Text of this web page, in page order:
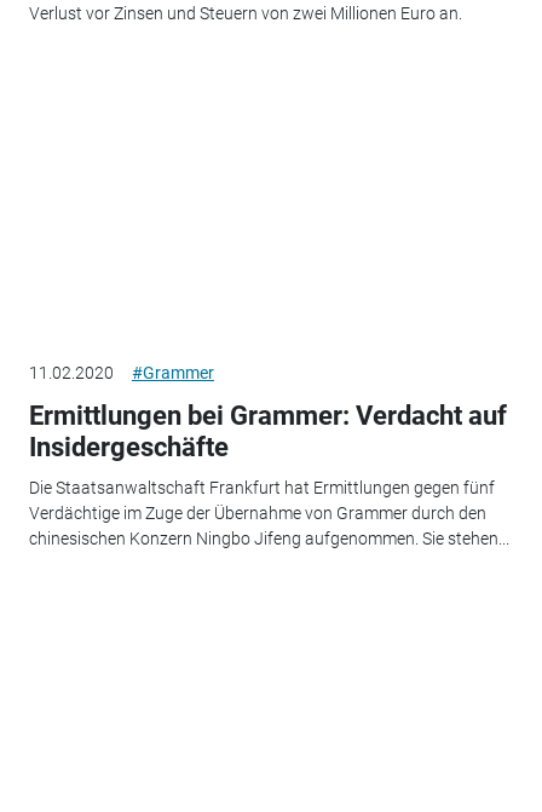
Verlust vor Zinsen und Steuern von zwei Millionen Euro an.
11.02.2020 #Grammer
Ermittlungen bei Grammer: Verdacht auf
Insidergeschäfte
Die Staatsanwaltschaft Frankfurt hat Ermittlungen gegen fünf
Verdächtige im Zuge der Übernahme von Grammer durch den
chinesischen Konzern Ningbo Jifeng aufgenommen. Sie stehen...